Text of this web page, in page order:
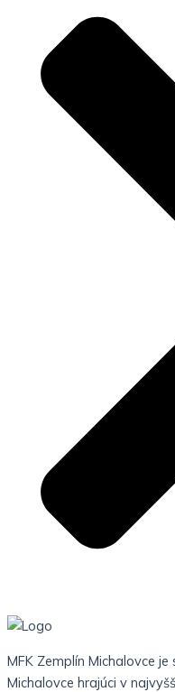
MFK Zemplín Michalovce
Michalovce hrajúci v